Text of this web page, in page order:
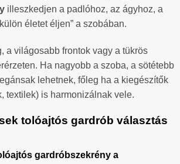
illeszkedjen a padlóhoz, az ágyhoz, a
életet éljen” a szobában.
a világosabb frontok vagy a tükrös
Ha nagyobb a szoba, a sötétebb
lehetnek, főleg ha a kiegészítők
textilek) is harmonizálnak vele.
tolóajtós gardrób választás
gardróbszekrény a